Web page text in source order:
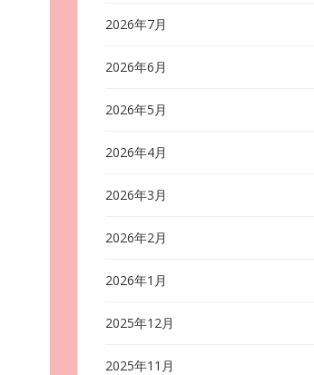
2026年7月
2026年6月
2026年5月
2026年4月
2026年3月
2026年2月
2026年1月
2025年12月
2025年11月